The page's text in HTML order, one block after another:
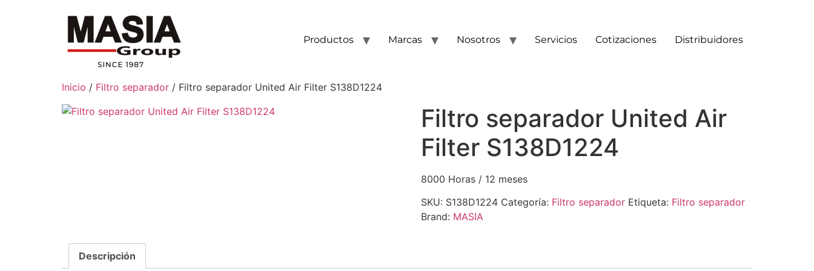
Productos Marcas Nosotros Servicios Cotizaciones Distribuidores
Inicio / Filtro separador / Filtro separador United Air Filter S138D1224
Filtro separador United Air
Filter S138D1224
8000 Horas / 12 meses
SKU: S138D1224 Categoría: Filtro separador Etiqueta: Filtro separador
Brand: MASIA
Descripción